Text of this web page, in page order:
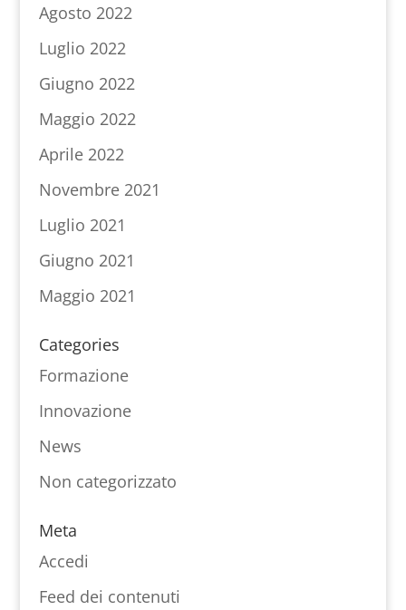
Agosto 2022
Luglio 2022
Giugno 2022
Maggio 2022
Aprile 2022
Novembre 2021
Luglio 2021
Giugno 2021
Maggio 2021
Categories
Formazione
Innovazione
News
Non categorizzato
Meta
Accedi
Feed dei contenuti